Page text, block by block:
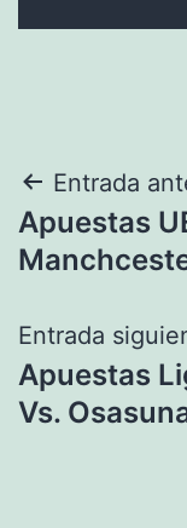
de
Entrada
Apuestas
Entrada
Apuestas
Vs.